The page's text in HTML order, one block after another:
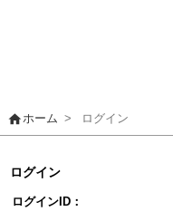
homeホーム > ログイン
ログイン
ログインID：